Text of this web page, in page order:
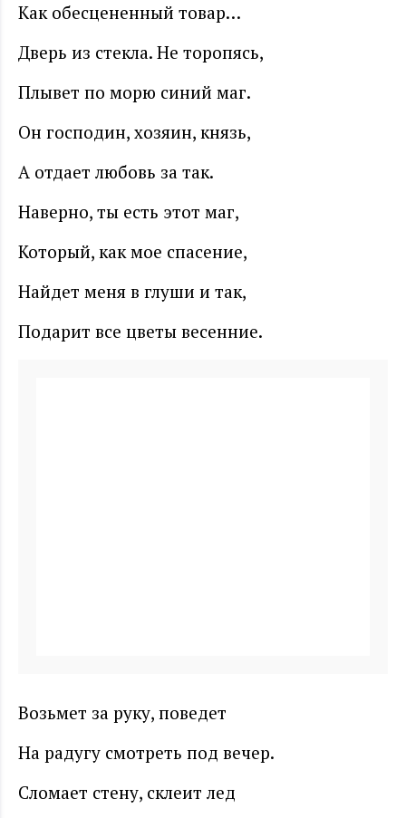
Как обесцененный товар…
Дверь из стекла. Не торопясь,
Плывет по морю синий маг.
Он господин, хозяин, князь,
А отдает любовь за так.
Наверно, ты есть этот маг,
Который, как мое спасение,
Найдет меня в глуши и так,
Подарит все цветы весенние.
Возьмет за руку, поведет
На радугу смотреть под вечер.
Сломает стену, склеит лед